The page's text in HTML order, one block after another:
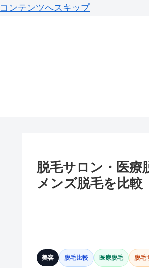
コンテンツへスキップ
脱毛サロン・医療
メンズ脱毛を比較
美容 脱毛比較 医療脱毛 脱毛